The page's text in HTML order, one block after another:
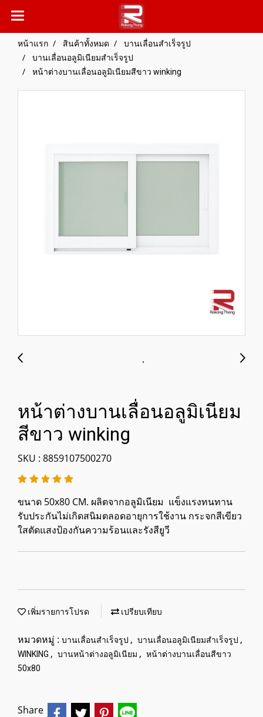
หน้าแรก สินค้าทั้งหมด
บานเลื่อนสำเร็จรูป
บานเลื่อนอลูมิเนียมสำเร็จรูป
หน้าต่างบานเลื่อนอลูมิเนียมสีขาว winking
หน้าต่างบานเลื่อนอลูมิเนียม
สีขาว winking
SKU : 8859107500270
ขนาด 50x80 CM. ผลิตจากอลูมิเนียม แข็งแรงทนทาน
รับประกันไม่เกิดสนิมตลอดอายุการใช้งาน กระจกสีเขียว
ใสตัดแสงป้องกันความร้อนและรังสียูวี
เพิ่มรายการโปรด เปรียบเทียบ
หมวดหมู่ : บานเลื่อนสำเร็จรูป , บานเลื่อนอลูมิเนียมสำเร็จรูป ,
WINKING , บานหน้าต่างอลูมิเนียม , หน้าต่างบานเลื่อนสีขาว
50x80
Share